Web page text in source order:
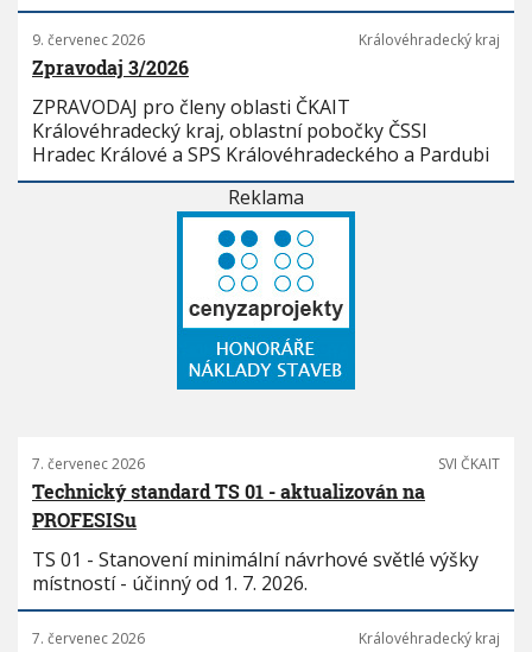
9. červenec 2026 Královéhradecký kraj
Zpravodaj 3/2026
ZPRAVODAJ pro členy oblasti ČKAIT
Královéhradecký kraj, oblastní pobočky ČSSI
Hradec Králové a SPS Královéhradeckého a Pardubi
Reklama
7. červenec 2026 SVI ČKAIT
Technický standard TS 01 - aktualizován na
PROFESISu
TS 01 - Stanovení minimální návrhové světlé výšky
místností - účinný od 1. 7. 2026.
7. červenec 2026 Královéhradecký kraj